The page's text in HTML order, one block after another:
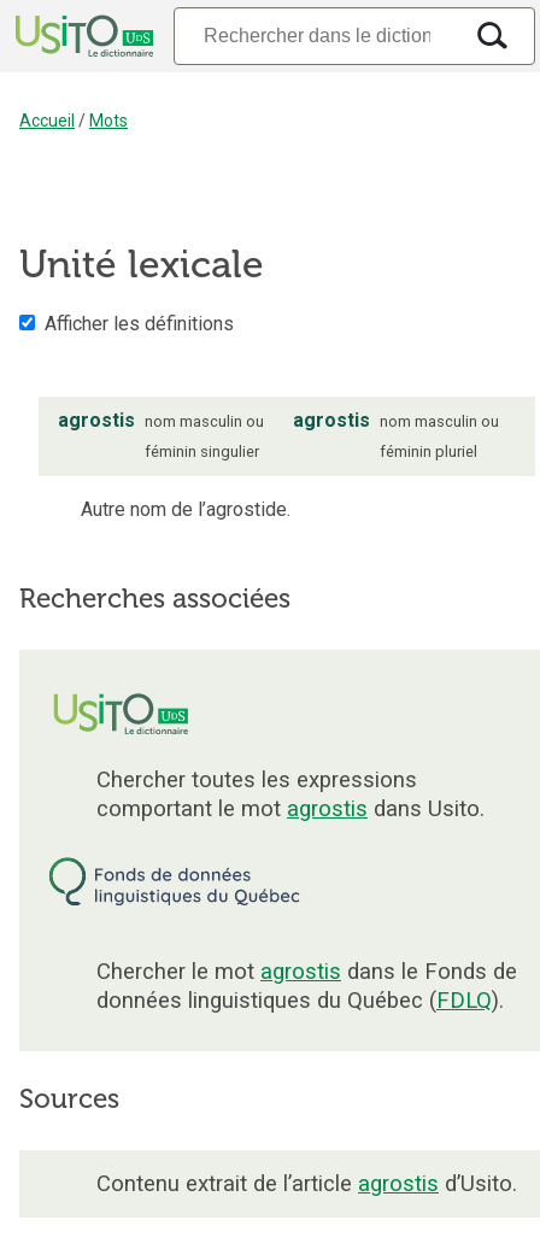
Accueil / Mots
Unité lexicale
Afficher les définitions
agrostis nom masculin ou
féminin singulier
agrostis nom masculin ou
féminin pluriel
Autre nom de l’agrostide.
Recherches associées
Chercher toutes les expressions
comportant le mot agrostis dans Usito.
Chercher le mot agrostis dans le Fonds de
données linguistiques du Québec (FDLQ).
Sources
Contenu extrait de l’article agrostis d’Usito.